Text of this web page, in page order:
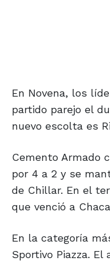
En Novena, los
partido parejo el
nuevo escolta es
Cemento Armado
por 4 a 2 y se
de Chillar. En el
que venció a
En la categoría
Sportivo Piazza.